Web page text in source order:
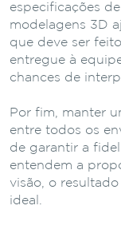
especificações
modelagens 3D
que deve ser
entregue à
chances de
Por fim, manter
entre todos os
de garantir a
entendem a
visão, o
ideal.